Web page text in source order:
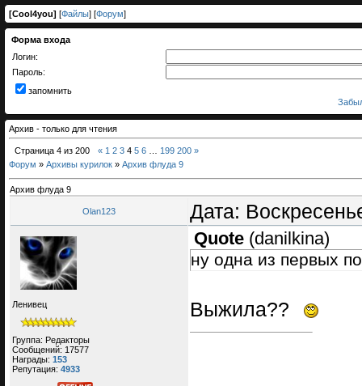
[Cool4you] [Файлы] [Форум]
Форма входа
Логин:
Пароль:
запомнить
Архив - только для чтения
Страница 4 из 200 « 1 2 3 4 5 6 199 200 »
Форум » Архивы курилок » Архив флуда 9
Архив флуда 9
Olan123 Дата:
Ленивец
Группа: Редакторы
Сообщений: 17577
Награды: 153
Репутация: 4933
Quote (danilkina)
ну одна из первых
Выжила??